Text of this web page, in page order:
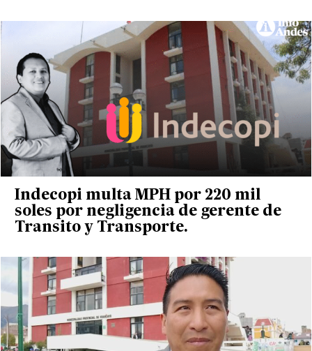
Indecopi multa MPH por 220 mil
soles por negligencia de gerente de
Transito y Transporte.